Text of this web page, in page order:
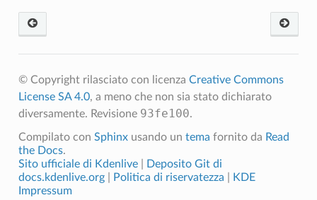
© Copyright rilasciato con licenza Creative Commons
License SA 4.0, a meno che non sia stato dichiarato
diversamente. Revisione 93fe100.
Compilato con Sphinxusando un tema fornito da Read
the Docs.
Sito ufficiale di Kdenlive|
Deposito Git di
docs.kdenlive.org
Politica di riservatezza
KDE
Impressum